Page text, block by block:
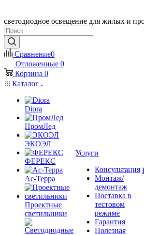
светодиодное освещение для жилых и
Сравнение0
Отложенные 0
Корзина 0
Каталог
Diora
ПромЛед
ЭКОЭЛ
ФЕРЕКС
Ас-Терра
Проектные
светильники
Услуги
Консультация
Монтаж/
демонтаж
Поставка в
тестовом
режиме
Гарантия
Полезная